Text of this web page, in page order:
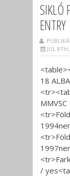
SIKLÓ
ENTRY
JÚL
18
/